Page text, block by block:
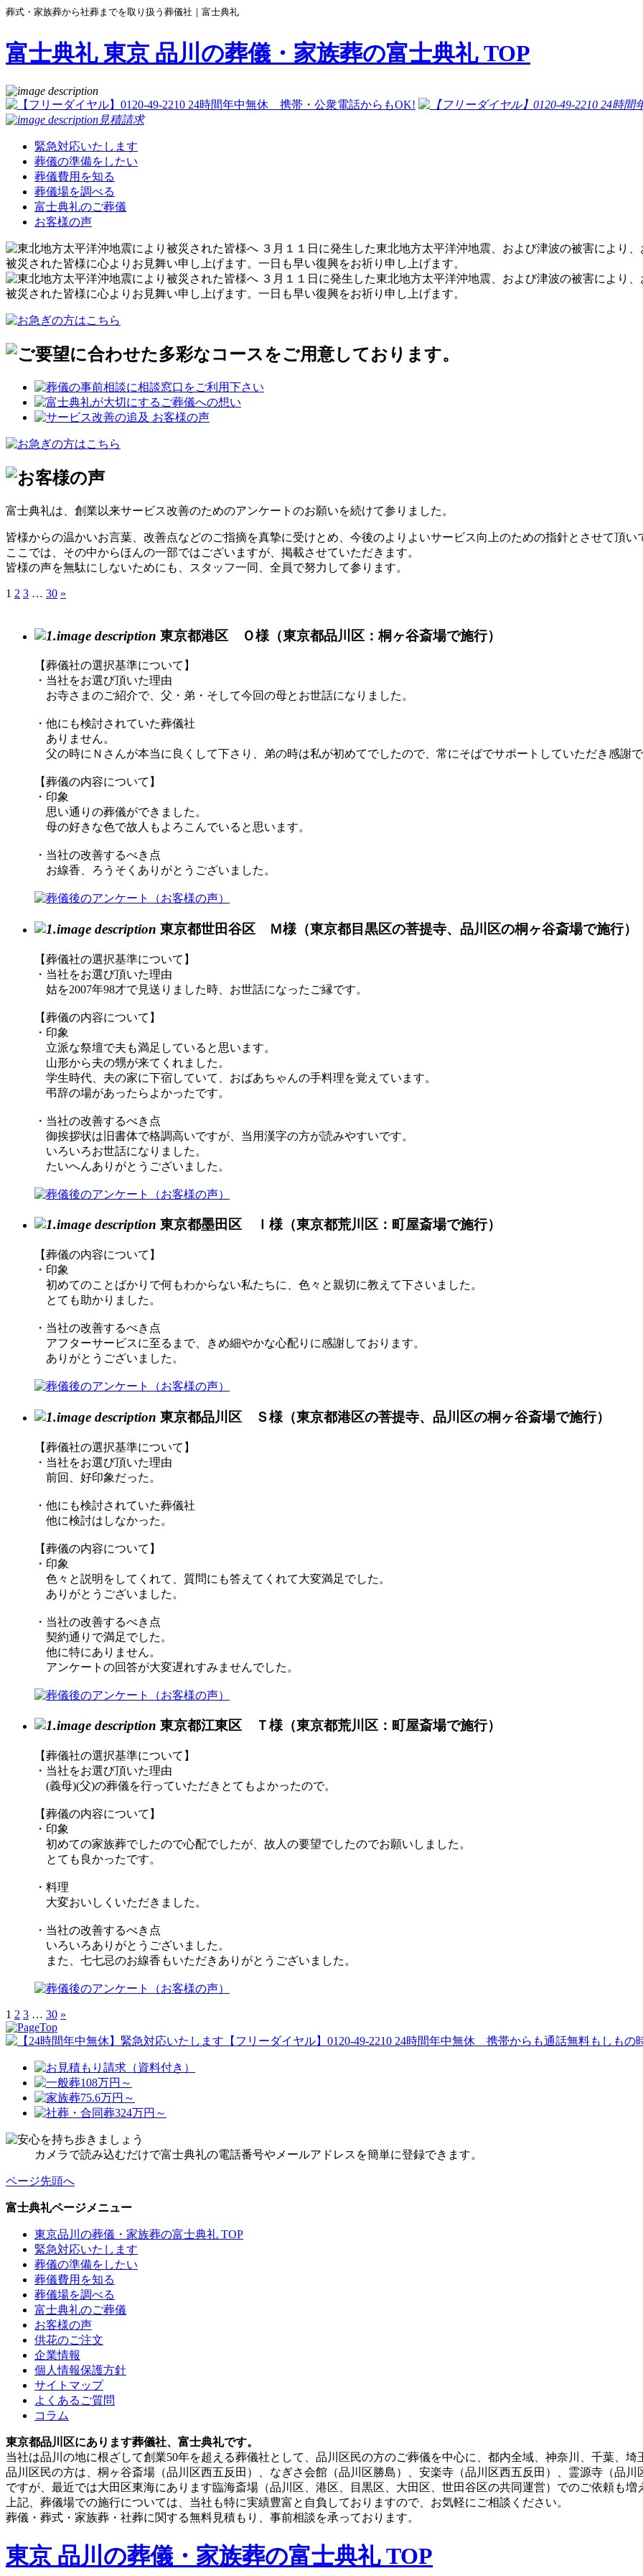
葬式・家族葬から社葬までを取り扱う葬儀社｜富士典礼
富士典礼 東京 品川の葬儀・家族葬の富士典礼 TOP
見積請求
緊急対応いたします
葬儀の準備をしたい
葬儀費用を知る
葬儀場を調べる
富士典礼のご葬儀
お客様の声
富士典礼は、創業以来サービス改善のためのアンケートのお願いを続けて参りました。
皆様からの温かいお言葉、改善点などのご指摘を真摯に受けとめ、今後のよりよいサービス向上のための指針とさせて頂い
ここでは、その中からほんの一部ではございますが、掲載させていただきます。
皆様の声を無駄にしないためにも、スタッフ一同、全員で努力して参ります。
1 2 3 … 30 »
東京都港区 Ｏ様（東京都品川区：桐ヶ谷斎場で施行）
【葬儀社の選択基準について】
・当社をお選び頂いた理由
お寺さまのご紹介で、父・弟・そして今回の母とお世話になりました。
・他にも検討されていた葬儀社
ありません。
父の時にＮさんが本当に良くして下さり、弟の時は私が初めてでしたので、常にそばでサポートしていただき感謝
【葬儀の内容について】
・印象
思い通りの葬儀ができました。
母の好きな色で故人もよろこんでいると思います。
・当社の改善するべき点
お線香、ろうそくありがとうございました。
東京都世田谷区 Ｍ様（東京都目黒区の菩提寺、品川区の桐ヶ谷斎場で施行）
【葬儀社の選択基準について】
・当社をお選び頂いた理由
姑を2007年98才で見送りました時、お世話になったご縁です。
【葬儀の内容について】
・印象
立派な祭壇で夫も満足していると思います。
山形から夫の甥が来てくれました。
学生時代、夫の家に下宿していて、おばあちゃんの手料理を覚えています。
弔辞の場があったらよかったです。
・当社の改善するべき点
御挨拶状は旧書体で格調高いですが、当用漢字の方が読みやすいです。
いろいろお世話になりました。
たいへんありがとうございました。
東京都墨田区 Ｉ様（東京都荒川区：町屋斎場で施行）
【葬儀の内容について】
・印象
初めてのことばかりで何もわからない私たちに、色々と親切に教えて下さいました。
とても助かりました。
・当社の改善するべき点
アフターサービスに至るまで、きめ細やかな心配りに感謝しております。
ありがとうございました。
東京都品川区 Ｓ様（東京都港区の菩提寺、品川区の桐ヶ谷斎場で施行）
【葬儀社の選択基準について】
・当社をお選び頂いた理由
前回、好印象だった。
・他にも検討されていた葬儀社
他に検討はしなかった。
【葬儀の内容について】
・印象
色々と説明をしてくれて、質問にも答えてくれて大変満足でした。
ありがとうございました。
・当社の改善するべき点
契約通りで満足でした。
他に特にありません。
アンケートの回答が大変遅れすみませんでした。
東京都江東区 Ｔ様（東京都荒川区：町屋斎場で施行）
【葬儀社の選択基準について】
・当社をお選び頂いた理由
(義母)(父)の葬儀を行っていただきとてもよかったので。
【葬儀の内容について】
・印象
初めての家族葬でしたので心配でしたが、故人の要望でしたのでお願いしました。
とても良かったです。
・料理
大変おいしくいただきました。
・当社の改善するべき点
いろいろありがとうございました。
また、七七忌のお線香もいただきありがとうございました。
1 2 3 … 30 »
カメラで読み込むだけで富士典礼の電話番号やメールアドレスを簡単に登録できます。
ページ先頭へ
富士典礼ページメニュー
東京品川の葬儀・家族葬の富士典礼 TOP
緊急対応いたします
葬儀の準備をしたい
葬儀費用を知る
葬儀場を調べる
富士典礼のご葬儀
お客様の声
供花のご注文
企業情報
個人情報保護方針
サイトマップ
よくあるご質問
コラム
東京都品川区にあります葬儀社、富士典礼です。
当社は品川の地に根ざして創業50年を超える葬儀社として、品川区民の方のご葬儀を中心に、都内全域、神奈川、千葉、
品川区民の方は、桐ヶ谷斎場（品川区西五反田）、なぎさ会館（品川区勝島）、安楽寺（品川区西五反田）、霊源寺（品
ですが、最近では大田区東海にあります臨海斎場（品川区、港区、目黒区、大田区、世田谷区の共同運営）でのご依頼も増
上記、葬儀場での施行については、当社も特に実績豊富と自負しておりますので、お気軽にご相談ください。
葬儀・葬式・家族葬・社葬に関する無料見積もり、事前相談を承っております。
東京 品川の葬儀・家族葬の富士典礼 TOP